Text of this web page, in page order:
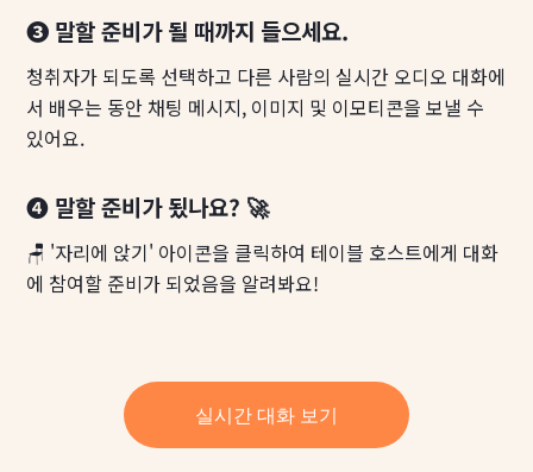
❸ 말할 준비가 될 때까지 들으세요.
청취자가 되도록 선택하고 다른 사람의 실시간 오디오 대화에
서 배우는 동안 채팅 메시지, 이미지 및 이모티콘을 보낼 수
있어요.
❹ 말할 준비가 됬나요? 🚀
🪑 '자리에 앉기' 아이콘을 클릭하여 테이블 호스트에게 대화
에 참여할 준비가 되었음을 알려봐요!
실시간 대화 보기